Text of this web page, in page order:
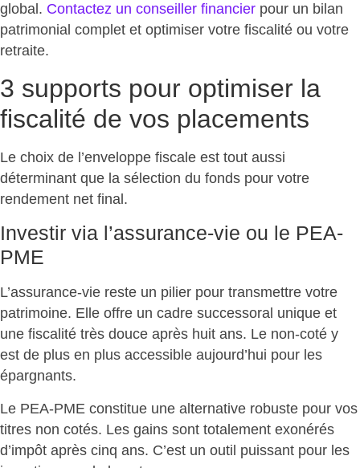
global. Contactez un conseiller financier pour un bilan
patrimonial complet et optimiser votre fiscalité ou votre
retraite.
3 supports pour optimiser la
fiscalité de vos placements
Le choix de l’enveloppe fiscale est tout aussi
déterminant que la sélection du fonds pour votre
rendement net final.
Investir via l’assurance-vie ou le PEA-
PME
L’assurance-vie reste un pilier pour transmettre votre
patrimoine. Elle offre un cadre successoral unique et
une fiscalité très douce après huit ans. Le non-coté y
est de plus en plus accessible aujourd’hui pour les
épargnants.
Le PEA-PME constitue une alternative robuste pour vos
titres non cotés. Les gains sont totalement exonérés
d’impôt après cinq ans. C’est un outil puissant pour les